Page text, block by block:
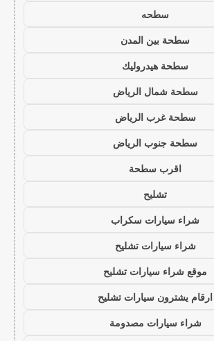
سطحه
سطحة بين المدن
سطحة هيدروليك
سطحة شمال الرياض
سطحة غرب الرياض
سطحة جنوب الرياض
اقرب سطحة
تشليح
شراء سيارات سكراب
شراء سيارات تشليح
موقع شراء سيارات تشليح
ارقام يشترون سيارات تشليح
شراء سيارات مصدومة